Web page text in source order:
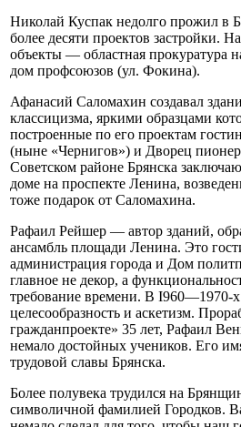
Николай Куспак недолго прожил в
более де­сяти проектов застройки.
объекты — областная прокуратура
дом профсоюзов (ул. Фокина).
Афанасий Саломахин создавал
клас­сицизма, яркими образцами
построенные по его проектам
(ныне «Чернигов») и Дворец
Советском районе Брянска
доме на проспекте Ле­нина,
тоже подарок от Саломахина.
Рафаил Рейшер — автор зданий,
ан­самбль площади Ленина. Это
администрация города и Дом
главное не декор, а
требова­ние времени. В I960—1970-
целесообразность и аскетизм.
гражданпроекте» 35 лет, Рафаил
немало до­стойных учеников. Его
трудовой славы Брянска.
Более полувека трудился на
символич­ной фамилией Городков.